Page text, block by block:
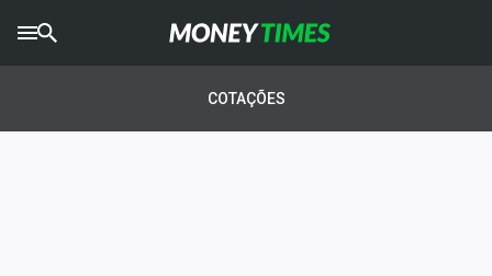
AGROTIMES
COTAÇÕES